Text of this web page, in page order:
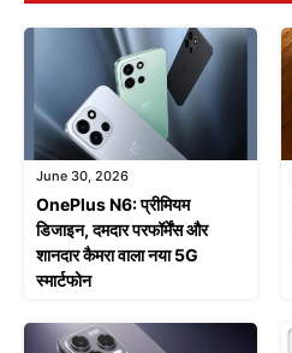
June 30, 2026
OnePlus N6: प्रीमियम
डिजाइन, दमदार परफॉर्मेंस और
शानदार कैमरा वाला नया 5G
स्मार्टफोन